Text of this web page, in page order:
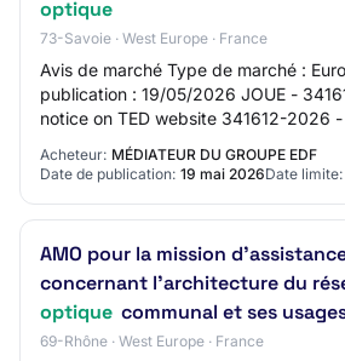
optique
73-Savoie · West Europe · France
Avis de marché Type de marché :
publication : 19/05/2026 JOUE -
notice on TED website 341612-2026
concurrence 341612-2026 341612-
concurre…
Acheteur: MÉDIATEUR DU GROUPE EDF
Date de publication: 19 mai 2026Date limite:
AMO pour la mission
concernant l'architecture du
optique communal et ses
69-Rhône · West Europe · France